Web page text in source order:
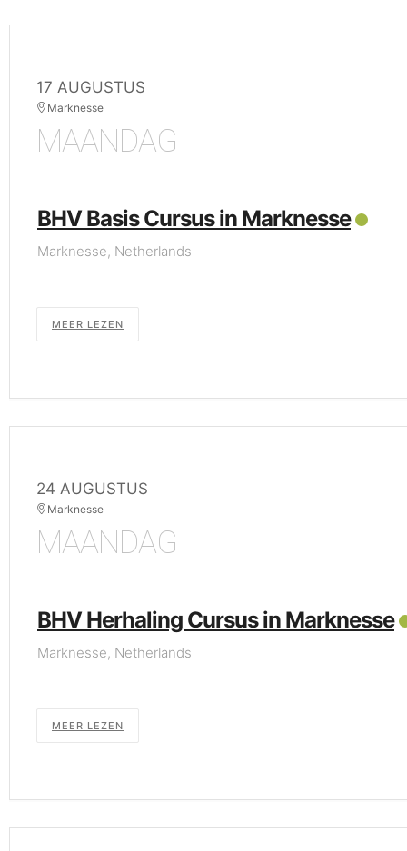
17 AUGUSTUS
Marknesse
MAANDAG
BHV Basis Cursus in Marknesse
Marknesse, Netherlands
MEER LEZEN
24 AUGUSTUS
Marknesse
MAANDAG
BHV Herhaling Cursus in Marknesse
Marknesse, Netherlands
MEER LEZEN